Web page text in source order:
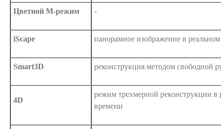
Цветной М-режим -
iScape панорамное изображение в
Smart3D реконструкция методом свободной
4D
режим трехмерной реконструкции в
времени